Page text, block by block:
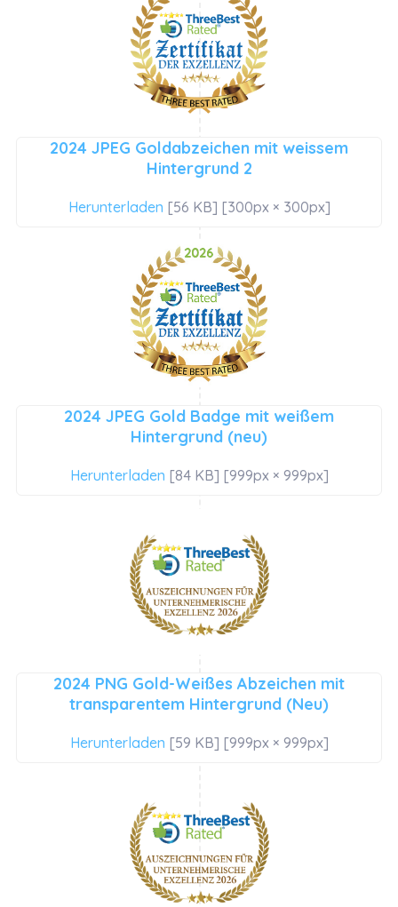
2024 JPEG Goldabzeichen mit weissem
Hintergrund 2
Herunterladen [56 KB] [300px × 300px]
2024 JPEG Gold Badge mit weißem
Hintergrund (neu)
Herunterladen [84 KB] [999px × 999px]
2024 PNG Gold-Weißes Abzeichen mit
transparentem Hintergrund (Neu)
Herunterladen [59 KB] [999px × 999px]